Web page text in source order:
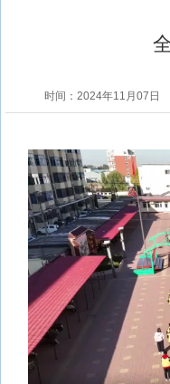
时间：2024年11月07日